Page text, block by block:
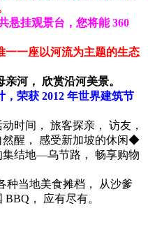
悬挂观景台，您将能 360
一一座以河流为主题的生态
河， 欣赏沿河美景。
荣获 2012 年世界建筑节
时间， 旅客探亲， 访友，
然醒， 感受新加坡的休闲◆
集结地—乌节路， 畅享购物
当地美食摊档， 从沙爹
， 应有尽有。